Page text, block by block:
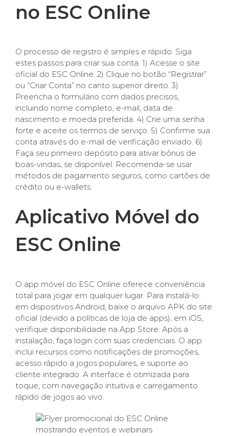
no ESC Online
O processo de registro é simples e rápido. Siga
estes passos para criar sua conta: 1) Acesse o site
oficial do ESC Online. 2) Clique no botão “Registrar”
ou “Criar Conta” no canto superior direito. 3)
Preencha o formulário com dados precisos,
incluindo nome completo, e-mail, data de
nascimento e moeda preferida. 4) Crie uma senha
forte e aceite os termos de serviço. 5) Confirme sua
conta através do e-mail de verificação enviado. 6)
Faça seu primeiro depósito para ativar bônus de
boas-vindas, se disponível. Recomenda-se usar
métodos de pagamento seguros, como cartões de
crédito ou e-wallets.
Aplicativo Móvel do
ESC Online
O app móvel do ESC Online oferece conveniência
total para jogar em qualquer lugar. Para instalá-lo:
em dispositivos Android, baixe o arquivo APK do site
oficial (devido a políticas de loja de apps); em iOS,
verifique disponibilidade na App Store. Após a
instalação, faça login com suas credenciais. O app
inclui recursos como notificações de promoções,
acesso rápido a jogos populares, e suporte ao
cliente integrado. A interface é otimizada para
toque, com navegação intuitiva e carregamento
rápido de jogos ao vivo.